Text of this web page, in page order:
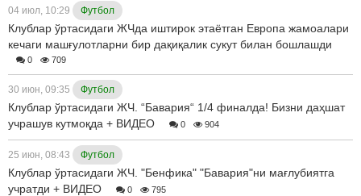
04 июл, 10:29 Футбол
Клублар ўртасидаги ЖЧда иштирок этаётган Европа жамоалари
кечаги машғулотларни бир дақиқалик сукут билан бошлашди
0 709
30 июн, 09:35 Футбол
Клублар ўртасидаги ЖЧ. “Бавария“ 1/4 финалда! Бизни даҳшат
учрашув кутмоқда + ВИДЕО
0 904
25 июн, 08:43 Футбол
Клублар ўртасидаги ЖЧ. "Бенфика" "Бавария"ни мағлубиятга
учратди + ВИДЕО
0 795